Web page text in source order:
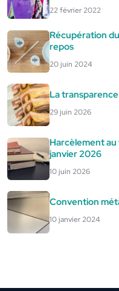
22 février 2022
Récupération
repos
20 juin 2024
La
29 juin 2026
Harcèlement au
janvier 2026
10 juin 2026
Convention
10 janvier 2024